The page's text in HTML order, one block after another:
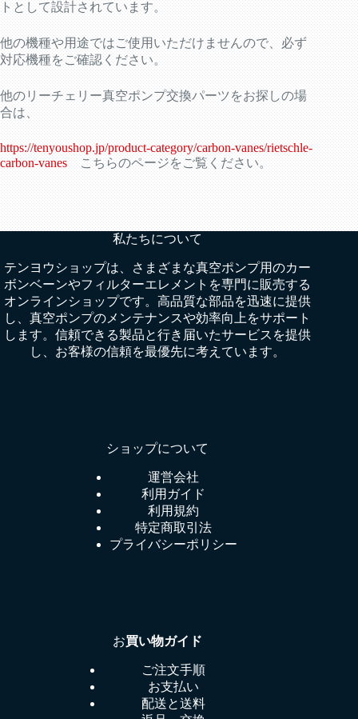
トとして設計されています。
他の機種や用途ではご使用いただけませんので、必ず
対応機種をご確認ください。
他のリーチェリー真空ポンプ交換パーツをお探しの場
合は、
https://tenyoushop.jp/product-category/carbon-vanes/rietschle-
carbon-vanesこちらのページをご覧ください。
私たちについて
テンヨウショップは、さまざまな真空ポンプ用のカー
ボンベーンやフィルターエレメントを専門に販売する
オンラインショップです。高品質な部品を迅速に提供
し、真空ポンプのメンテナンスや効率向上をサポート
します。信頼できる製品と行き届いたサービスを提供
し、お客様の信頼を最優先に考えています。
ショップについて
運営会社
利用ガイド
利用規約
特定商取引法
プライバシーポリシー
お買い物ガイド
ご注文手順
お支払い
配送と送料